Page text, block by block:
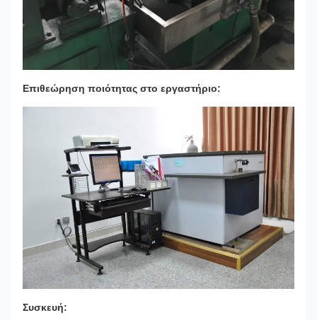
Επιθεώρηση ποιότητας στο εργαστήριο:
Συσκευή: